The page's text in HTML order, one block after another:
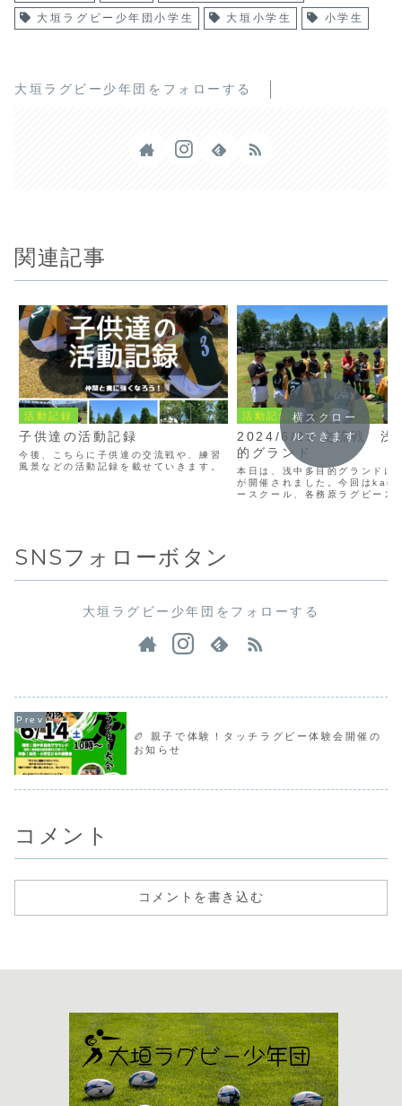
大垣ラグビー少年団小学生 大垣小学生 小学生
大垣ラグビー少年団をフォローする
関連記事
活動記録
子供達の活動記録
今後、こちらに子供達の交流戦や、練習
風景などの活動記録を載せていきます。
活動記録
2024/6/29 交流戦 浅
的グランド
本日は、浅中多目的グランドに
が開催されました。今回は
ースクール、各務原ラグビース
横スクロー
ルできます
SNSフォローボタン
大垣ラグビー少年団をフォローする
🏉 親子で体験！タッチラグビー体験会開催の
お知らせ
コメント
コメントを書き込む